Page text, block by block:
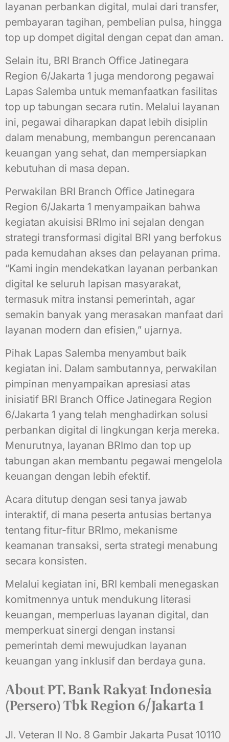
layanan perbankan digital, mulai dari transfer,
pembayaran tagihan, pembelian pulsa, hingga
top up dompet digital dengan cepat dan aman.
Selain itu, BRI Branch Office Jatinegara
Region 6/Jakarta 1 juga mendorong pegawai
Lapas Salemba untuk memanfaatkan fasilitas
top up tabungan secara rutin. Melalui layanan
ini, pegawai diharapkan dapat lebih disiplin
dalam menabung, membangun perencanaan
keuangan yang sehat, dan mempersiapkan
kebutuhan di masa depan.
Perwakilan BRI Branch Office Jatinegara
Region 6/Jakarta 1 menyampaikan bahwa
kegiatan akuisisi BRImo ini sejalan dengan
strategi transformasi digital BRI yang berfokus
pada kemudahan akses dan pelayanan prima.
“Kami ingin mendekatkan layanan perbankan
digital ke seluruh lapisan masyarakat,
termasuk mitra instansi pemerintah, agar
semakin banyak yang merasakan manfaat dari
layanan modern dan efisien,” ujarnya.
Pihak Lapas Salemba menyambut baik
kegiatan ini. Dalam sambutannya, perwakilan
pimpinan menyampaikan apresiasi atas
inisiatif BRI Branch Office Jatinegara Region
6/Jakarta 1 yang telah menghadirkan solusi
perbankan digital di lingkungan kerja mereka.
Menurutnya, layanan BRImo dan top up
tabungan akan membantu pegawai mengelola
keuangan dengan lebih efektif.
Acara ditutup dengan sesi tanya jawab
interaktif, di mana peserta antusias bertanya
tentang fitur-fitur BRImo, mekanisme
keamanan transaksi, serta strategi menabung
secara konsisten.
Melalui kegiatan ini, BRI kembali menegaskan
komitmennya untuk mendukung literasi
keuangan, memperluas layanan digital, dan
memperkuat sinergi dengan instansi
pemerintah demi mewujudkan layanan
keuangan yang inklusif dan berdaya guna.
About PT. Bank Rakyat Indonesia
(Persero) Tbk Region 6/Jakarta 1
Jl. Veteran II No. 8 Gambir Jakarta Pusat 10110